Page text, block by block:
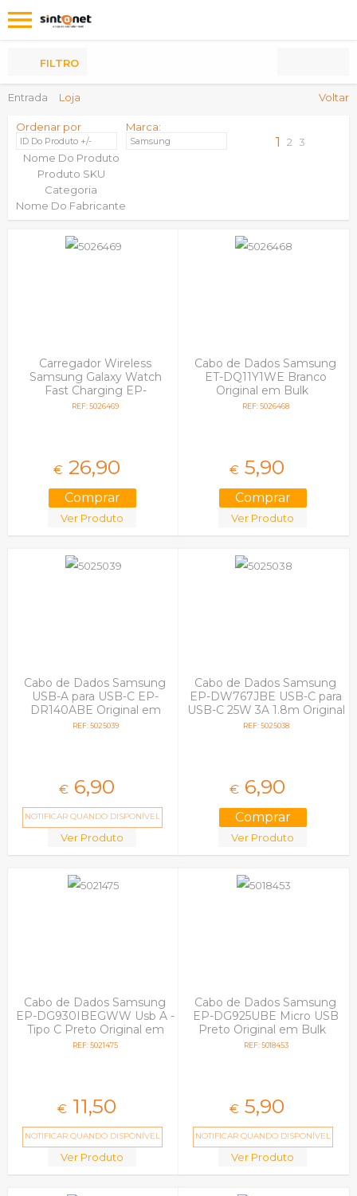
Entrada Loja Voltar
FILTRO
Ordenar por
ID Do Produto +/-
Nome Do Produto
Produto SKU
Categoria
Nome Do Fabricante
Marca:
Samsung 1 2 3
Carregador Wireless
Samsung Galaxy Watch
Fast Charging EP-
OR900BBEGWW Preto
REF: 5026469
€ 26,90
Ver Produto
Cabo de Dados Samsung
ET-DQ11Y1WE Branco
Original em Bulk
REF: 5026468
€ 5,90
Ver Produto
Cabo de Dados Samsung
USB-A para USB-C EP-
DR140ABE Original em
Bulk
REF: 5025039
€ 6,90
NOTIFICAR QUANDO DISPONÍVEL
Ver Produto
Cabo de Dados Samsung
EP-DW767JBE USB-C para
USB-C 25W 3A 1.8m Original
em Bulk
REF: 5025038
€ 6,90
Ver Produto
Cabo de Dados Samsung
EP-DG930IBEGWW Usb A -
Tipo C Preto Original em
Blister
REF: 5021475
€ 11,50
NOTIFICAR QUANDO DISPONÍVEL
Ver Produto
Cabo de Dados Samsung
EP-DG925UBE Micro USB
Preto Original em Bulk
REF: 5018453
€ 5,90
NOTIFICAR QUANDO DISPONÍVEL
Ver Produto